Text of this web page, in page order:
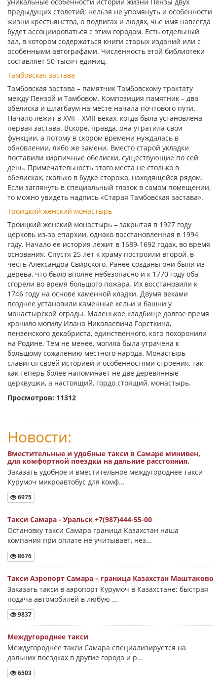
предыдущих столетий; нельзя не упомянуть и особенности
жизни крестьянства, о подвигах и людях, чье имя навсегда
будет ассоциироваться с этим городом. Есть отдельный
зал, в котором содержаться книги старых изданий или с
особенными автографами. Численность этой библиотеки
составляет 50 тысяч единиц.
Тамбовская застава
Тамбовская застава – памятник Тамбовскому трактату
между Пензой и Тамбовом. Композиция памятник – два
обелиска и шлагбаум на месте начала почтового пути.
Начало лежит в XVII—XVIII веках, когда была установлена
первая застава. Вскоре, правда, она утратила свои
функции, а потому в скором времени нуждалась в
обновлении, либо же замени. Вместо старой укладки
поставили кирпичные обелиски, существующие по сей
день. Примечательность этого места не столько в
обелисках, сколько в будке сторожа, находящейся рядом.
Если заглянуть в специальный глазок в самом помещении,
то можно увидеть надпись «Старая Тамбовская застава».
Троицкий женский монастырь
Троицкий женский монастырь – закрытая в 1927 году
церковь из-за епархии, однако восстановленная в 1994
году. Начало ее история лежит в 1689-1692 годах, во время
основания. Спустя 25 лет к храму построили второй, в
честь Александра Свирского. Ранее созданы они были из
дерева, что было вполне небезопасно и к 1770 году оба
сгорели во время большого пожара. Их восстановили к
1746 году на основе каменной кладки. Двумя веками
позднее установили каменные кельи и башни у
монастырской ограды. Маленькое кладбище долгое время
хранило могилу Ивана Николаевича Горсткина,
пензенского декабриста, единственного, кого похоронили
на Родине. Тем не менее, могила была утрачена к
большому сожалению местного народа. Монастырь
славится своей историей и особенностями строения, так
как теперь более напоминает не две деревянные
церквушки, а настоящий, гордо стоящий, монастырь.
Просмотров: 11312
Новости:
Вместительные и удобные такси в Самаре минивен,
для комфортной поездки на дальние расстояния.
Заказать удобное и вместительное междугороднее такси
Курумоч микроавтобус для комф...
6975
Такси Самара - Уральск +7(987)444-55-00
Остановку такси Самара граница Казахстан наша
компания при оплате не учитывает, нез...
8676
Такси Аэропорт Самара – граница Казахстан Маштаково
Заказать такси в аэропорт Курумоч в Казахстане: быстрая
подача автомобилей в любую ...
9837
Междугороднее такси
Междугороднее такси Самара специализируется на
дальних поездках в другие города и р...
6503